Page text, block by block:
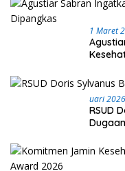
1 Maret
Uari 2026
RSUD